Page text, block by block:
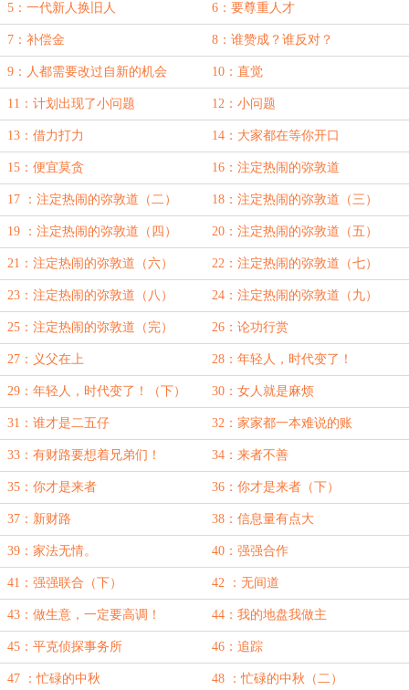
5：一代新人换旧人 6：要尊重人才
7：补偿金 8：谁赞成？谁反对？
9：人都需要改过自新的机会 10：直觉
11：计划出现了小问题 12：小问题
13：借力打力 14：大家都在等你开口
15：便宜莫贪 16：注定热闹的弥敦道
17 ：注定热闹的弥敦道（二） 18：注定热闹的弥敦道（三）
19 ：注定热闹的弥敦道（四） 20：注定热闹的弥敦道（五）
21：注定热闹的弥敦道（六） 22：注定热闹的弥敦道（七）
23：注定热闹的弥敦道（八） 24：注定热闹的弥敦道（九）
25：注定热闹的弥敦道（完） 26：论功行赏
27：义父在上 28：年轻人，时代变了！
29：年轻人，时代变了！（下） 30：女人就是麻烦
31：谁才是二五仔 32：家家都一本难说的账
33：有财路要想着兄弟们！ 34：来者不善
35：你才是来者 36：你才是来者（下）
37：新财路 38：信息量有点大
39：家法无情。 40：强强合作
41：强强联合（下） 42 ：无间道
43：做生意，一定要高调！ 44：我的地盘我做主
45：平克侦探事务所 46：追踪
47 ：忙碌的中秋 48 ：忙碌的中秋（二）